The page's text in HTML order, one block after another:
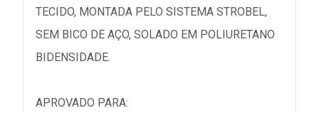
TECIDO, MONTADA PELO SISTEMA STROBEL,
SEM BICO DE AÇO, SOLADO EM POLIURETANO
BIDENSIDADE.
APROVADO PARA: